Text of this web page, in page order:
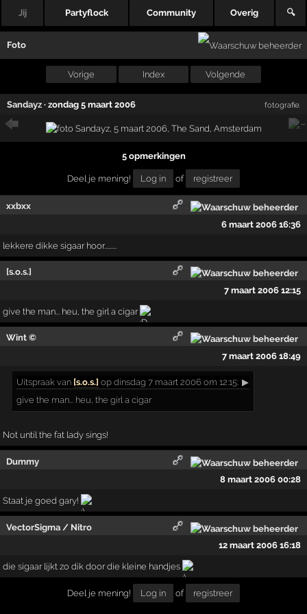
Jij Partyflock Community Overig 🔍
Foto
Vorige Index Volgende
Sandayz ·zondag 5 maart 2006 fotografie:
5 opmerkingen
Deel je mening! Log in of registreer
xxbxx
6 maart 2006 16:36
lekkere dikke sigaar hoor.........
[s.o.s.]
7 maart 2006 12:15
give the man... heu, the girl a cigar
Wint ©
7 maart 2006 18:49
Uitspraak van [s.o.s.] op dinsdag 7 maart 2006 om 12:15: ▶
give the man... heu, the girl a cigar
Not until the fat lady sings!
Dummy
8 maart 2006 00:28
Staat je goed gary!
VectorSigma / Nitro
12 maart 2006 16:18
die sigaar lijkt zo dik door die kleine handjes
Deel je mening! Log in of registreer